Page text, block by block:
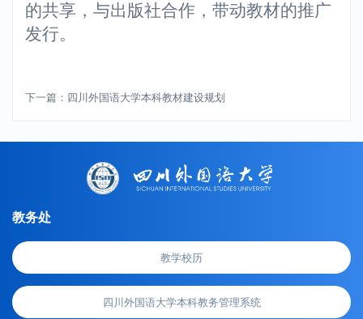
的共享，与出版社合作，带动教材的推广
发行。
下一篇：四川外国语大学本科教材建设规划
教务处
教学校历
四川外国语大学本科教务管理系统